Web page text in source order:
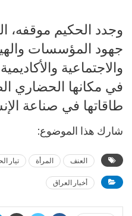
وجدد الحكيم موقفه،
جهود المؤسسات
والاجتماعية
في مكانها الحضاري
طاقاتها في صناعة
شارك هذا الموضوع:
العنف المرأة تيار
أخبار العراق